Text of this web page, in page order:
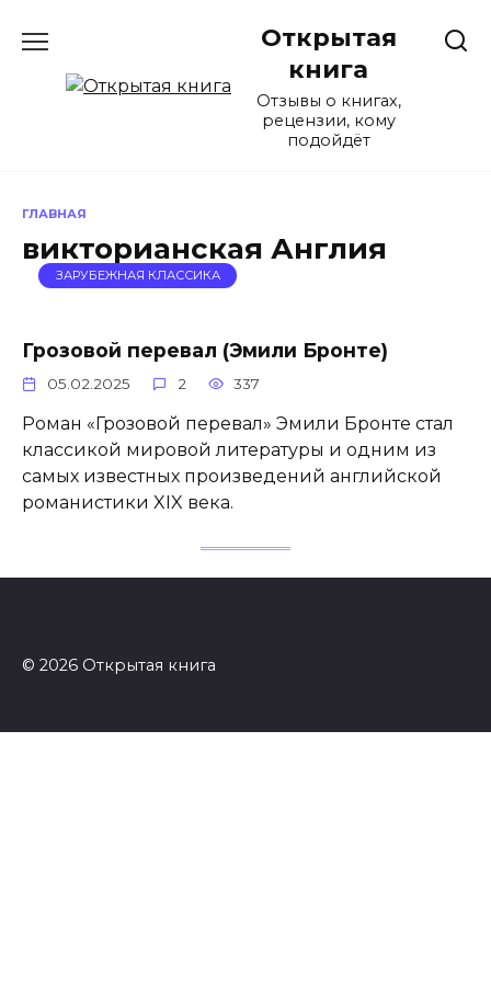
Открытая
книга
Отзывы о книгах,
рецензии, кому
подойдёт
ГЛАВНАЯ
викторианская Англия
ЗАРУБЕЖНАЯ КЛАССИКА
Грозовой перевал (Эмили Бронте)
05.02.2025 2 337
Роман «Грозовой перевал» Эмили Бронте стал
классикой мировой литературы и одним из
самых известных произведений английской
романистики XIX века.
© 2026 Открытая книга